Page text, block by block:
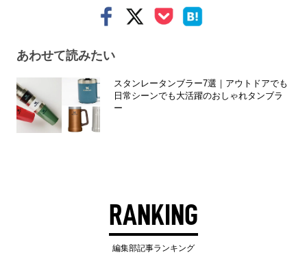
あわせて読みたい
スタンレータンブラー7選｜アウトドアでも
日常シーンでも大活躍のおしゃれタンブラ
ー
RANKING
編集部記事ランキング